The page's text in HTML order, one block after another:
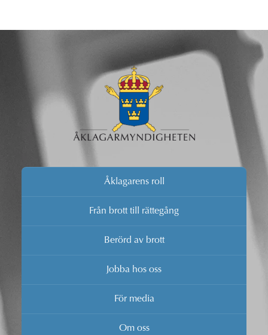
Åklagarens roll
Från brott till rättegång
Berörd av brott
Jobba hos oss
För media
Om oss